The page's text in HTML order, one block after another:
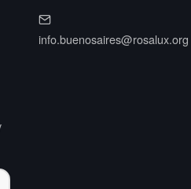
info.buenosaires@rosalux.org